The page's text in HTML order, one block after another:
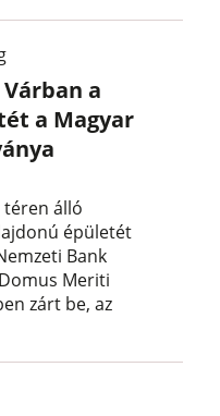
a
a Magyar
téren álló
épületét
Bank
Meriti
zárt be, az